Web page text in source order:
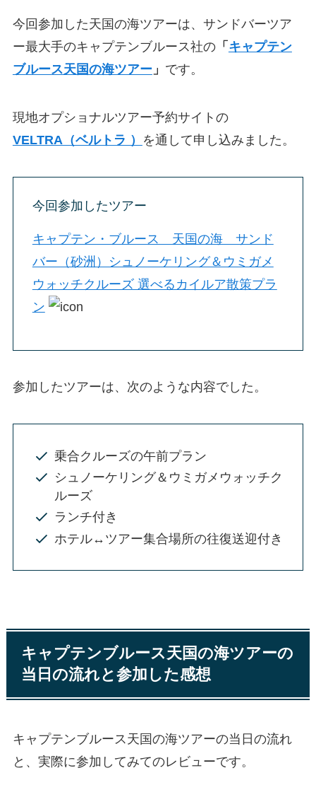
今回参加した天国の海ツアーは、サンドバーツア
ー最大手のキャプテンブルース社の「 キャプテン
ブルース天国の海ツアー」 です。
現地オプショナルツアー予約サイトの
VELTRA（ベルトラ ）
を通して申し込みました。
今回参加したツアー
キャプテン・ブルース 天国の海 サンド
バー（砂洲）シュノーケリング＆ウミガメ
ウォッチクルーズ 選べるカイルア散策プラ
ン
参加したツアーは、次のような内容でした。
乗合クルーズの午前プラン
シュノーケリング＆ウミガメウォッチク
ルーズ
ランチ付き
ホテル↔︎ツアー集合場所の往復送迎付き
キャプテンブルース天国の海ツアーの
当日の流れと参加した感想
キャプテンブルース天国の海ツアーの当日の流れ
と、実際に参加してみてのレビューです。